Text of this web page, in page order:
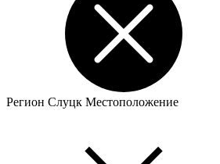
Регион Слуцк Местоположение